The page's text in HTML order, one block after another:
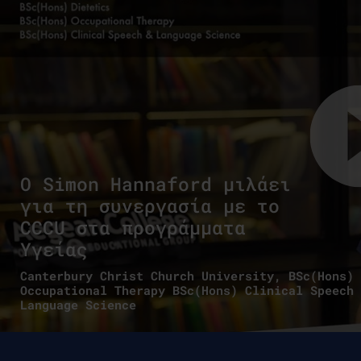
O Simon Hannaford μιλάει
για τη συνεργασία με το
CCCU στα προγράμματα
Υγείας
Canterbury Christ Church University, BSc(Hons)
Occupational Therapy BSc(Hons) Clinical Speech
Language Science